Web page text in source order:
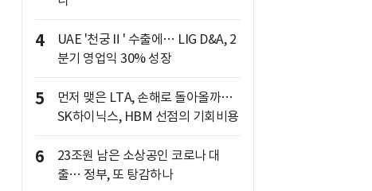
4
UAE '천궁Ⅱ' 수출에… LIG D&A, 2
분기 영업익 30% 성장
5
먼저 맺은 LTA, 손해로 돌아올까…
SK하이닉스, HBM 선점의 기회비용
6
23조원 남은 소상공인 코로나 대
출… 정부, 또 탕감하나